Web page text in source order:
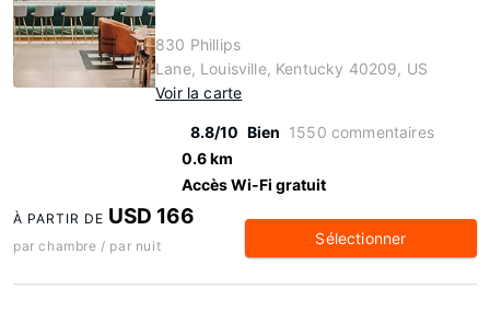
830 Phillips
Lane, Louisville, Kentucky 40209, US
Voir la carte
8.8/10 Bien 1550 commentaires
0.6 km
Accès Wi-Fi gratuit
À PARTIR DE USD 166
par chambre / par nuit Sélectionner